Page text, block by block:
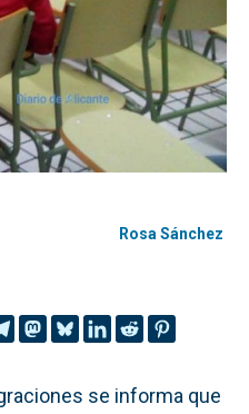
Rosa Sánchez
se informa que